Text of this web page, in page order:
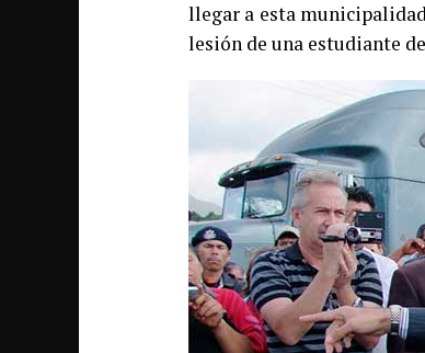
llegar a esta
lesión de una estudiante